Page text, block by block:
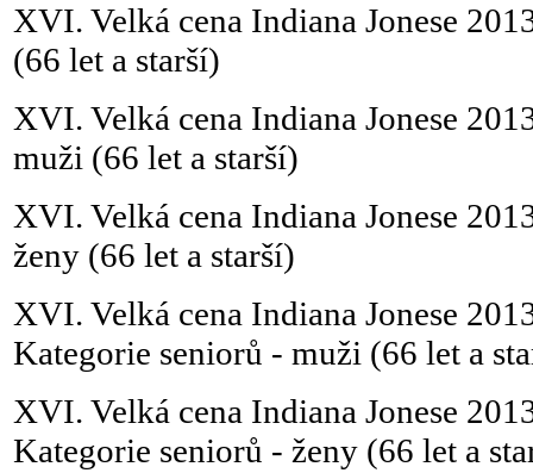
XVI. Velká cena Indiana Jonese
(66 let a starší)
XVI. Velká cena Indiana Jonese
muži (66 let a starší)
XVI. Velká cena Indiana Jonese
ženy (66 let a starší)
XVI. Velká cena Indiana Jonese
Kategorie seniorů - muži (66 let a
XVI. Velká cena Indiana Jonese
Kategorie seniorů -